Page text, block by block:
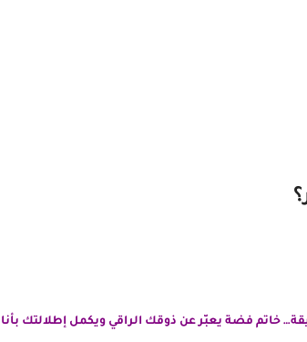
خاتم فضة يعبّر عن ذوقك الراقي ويكمل إطلالتك